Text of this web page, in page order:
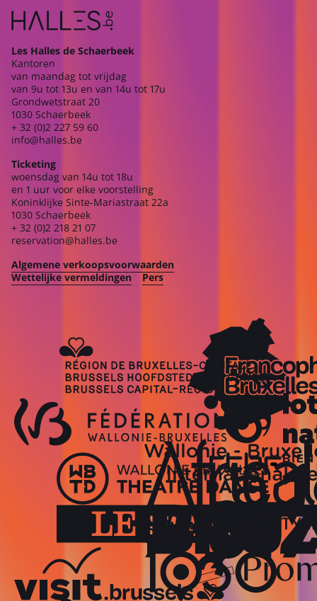
Les Halles de Schaerbeek
Kantoren
van maandag tot vrijdag
van 9u tot 13u en van 14u tot 17u
Grondwetstraat 20
1030 Schaerbeek
+ 32 (0)2 227 59 60
info@halles.be
Ticketing
woensdag van 14u tot 18u
en 1 uur voor elke voorstelling
Koninklijke Sinte-Mariastraat 22a
1030 Schaerbeek
+ 32 (0)2 218 21 07
reservation@halles.be
Algemene verkoopsvoorwaarden
Wettelijke vermeldingen
Pers